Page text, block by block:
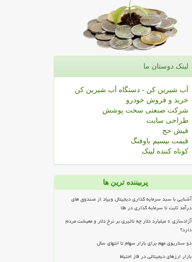
لینک دوستان ما
آب شیرین کن - دستگاه آب شیرین کن
خرید و فروش خودرو
شرکت صنعتی سخت پوشش
طراحی سایت
فیش حج
قیمت بیسیم باوفنگ
کوتاه کننده لینک
پربیننده ترین ها
آشنایی با سبد سرمایه گذاری دیجیتال ویپاد از صندوق های
درآمد ثابت تا سرمایه گذاری در طلا
آزادسازی ۶ میلیارد دلار چه تاثیری بر نرخ دلار و معیشت مردم
دارد؟
دو سناریوی مهم برای بازار سهام تا انتهای سال
بازار ارزهای دیجیتالی در فاز احتیاط